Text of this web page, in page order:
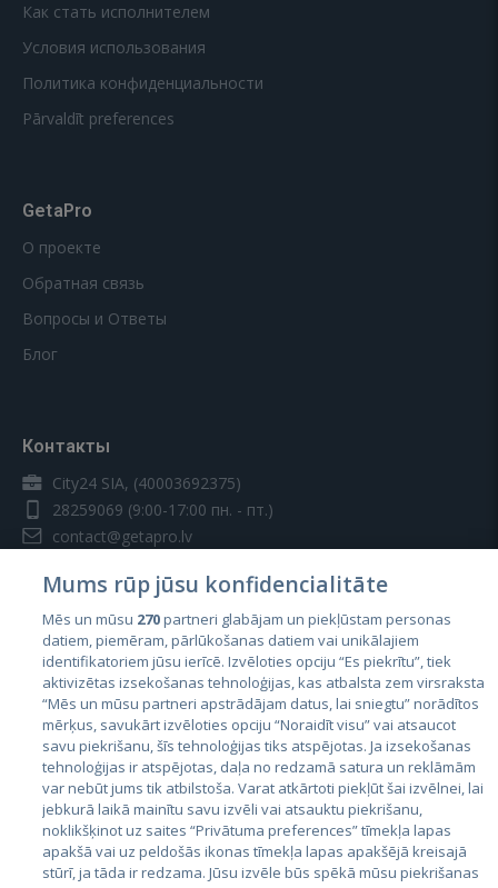
Как стать исполнителем
Условия использования
Политика конфиденциальности
Pārvaldīt preferences
GetaPro
О проекте
Обратная связь
Вопросы и Ответы
Блог
Контакты
City24 SIA, (40003692375)
28259069 (9:00-17:00 пн. - пт.)
contact@getapro.lv
Страны
Эстония
Латвия
Литва
Mums rūp jūsu konfidencialitāte
Mēs un mūsu 270partneri glabājam un piekļūstam personas
datiem, piemēram, pārlūkošanas datiem vai unikālajiem
identifikatoriem jūsu ierīcē. Izvēloties opciju “Es piekrītu”, tiek
aktivizētas izsekošanas tehnoloģijas, kas atbalsta zem virsraksta
“Mēs un mūsu partneri apstrādājam datus, lai sniegtu” norādītos
mērķus, savukārt izvēloties opciju “Noraidīt visu” vai atsaucot
savu piekrišanu, šīs tehnoloģijas tiks atspējotas. Ja izsekošanas
tehnoloģijas ir atspējotas, daļa no redzamā satura un reklāmām
var nebūt jums tik atbilstoša. Varat atkārtoti piekļūt šai izvēlnei, lai
jebkurā laikā mainītu savu izvēli vai atsauktu piekrišanu,
noklikšķinot uz saites “Privātuma preferences” tīmekļa lapas
apakšā vai uz peldošās ikonas tīmekļa lapas apakšējā kreisajā
stūrī, ja tāda ir redzama. Jūsu izvēle būs spēkā mūsu piekrišanas